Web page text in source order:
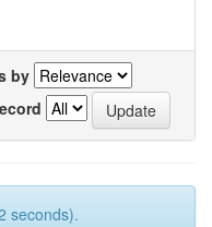
by
seconds).